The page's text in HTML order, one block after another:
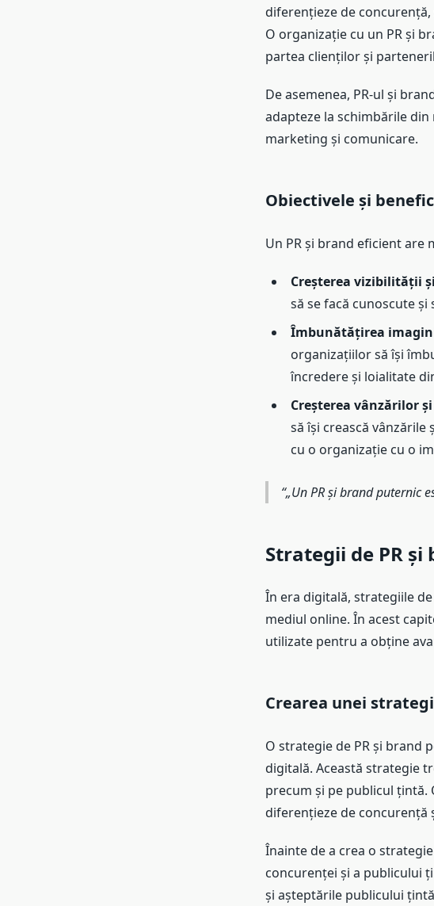
diferențieze de
O organizație cu un PR și
partea clienților și
De asemenea, PR-ul și
adapteze la schimbările
marketing și comunicare.
Obiectivele și
Un PR și brand eficient are
Creșterea vizibilității
să se facă cunoscute
Îmbunătățirea
organizațiilor să își
încredere și loialitate
Creșterea vânzărilor
să își crească
cu o organizație cu o
„Un PR și brand puternic
Strategii de PR
În era digitală, strategiile
mediul online. În acest
utilizate pentru a obține
Crearea unei
O strategie de PR și brand
digitală. Această strategie
precum și pe publicul țintă.
diferențieze de concurență
Înainte de a crea o
concurenței și a publicului
și așteptările publicului